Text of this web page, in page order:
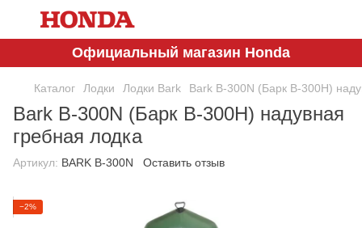
Официальный магазин Honda
Каталог Лодки Лодки Bark Bark B-300N (Барк В-300Н)
Bark B-300N (Барк В-300Н) надувная
гребная лодка
Артикул: BARK B-300N Оставить отзыв
−2%